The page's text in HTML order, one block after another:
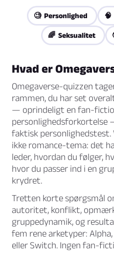
🧐 Personlighed 🧠
🌈 Seksualitet
Hvad er
Omegaverse-quizzen
rammen, du har set
— oprindeligt en fan-
personlighedsforkortelse
faktisk
ikke romance-tema: det
leder, hvordan du følger,
hvor du passer ind i en
krydret.
Tretten korte spørgsmål
autoritet, konflikt,
gruppedynamik, og
fem rene arketyper: Alpha,
eller Switch. Ingen fan-